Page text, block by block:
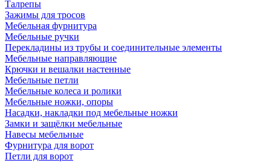
Талрепы
Зажимы для тросов
Мебельная фурнитура
Мебельные ручки
Перекладины из трубы и соединительные элементы
Мебельные направляющие
Крючки и вешалки настенные
Мебельные петли
Мебельные колеса и ролики
Мебельные ножки, опоры
Насадки, накладки под мебельные ножки
Замки и защёлки мебельные
Навесы мебельные
Фурнитура для ворот
Петли для ворот